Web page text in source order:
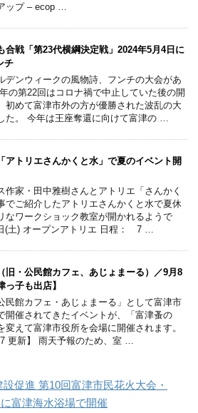
ップ – ecop …
合戦「第23代横綱決定戦」2024年5月4日に
チ
デンウィークの風物詩、フンチの大会があ
の第22回はコロナ禍で中止していた後の開
初めて富津市外の方が優勝された波乱の大
た。 今年は王座奪還に向けて富津の …
アトリエさんかくと水」で夏のイベント開
作家・田中雅樹さんとアトリエ「さんかく
でご紹介したアトリエさんかくと水で夏休
なワークショック教室が開かれるようで
(土) オープンアトリエ 日程： 7 …
旧・公民館カフェ、あじょまーる）／9月8
っ子も出店】
民館カフェ・あじょまーる」として富津市
開催されてきたイベントが、「富津蚤の
変えて富津市役所を会場に開催されます。
更新】 雨天予報のため、室 …
促進 第10回富津市民花火大会・
富津海水浴場で開催